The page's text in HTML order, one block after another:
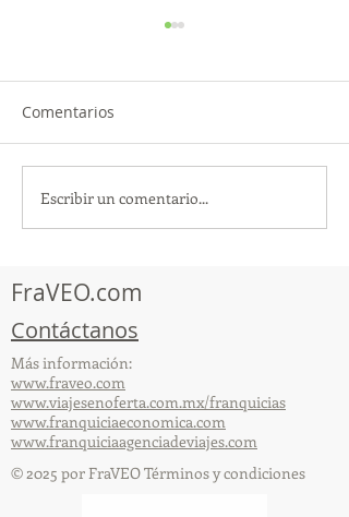
TourTravelynByFraveo
participó en la
Comentarios
Escribir un comentario...
FraVEO.com
Contáctanos
Más información:
www.fraveo.com
www.viajesenoferta.com.mx/franquicias
www.franquiciaeconomica.com
www.franquiciaagenciadeviajes.com
© 2025 por FraVEO Términos y condiciones